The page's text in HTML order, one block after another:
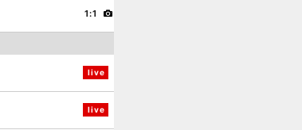
1:1
live
live